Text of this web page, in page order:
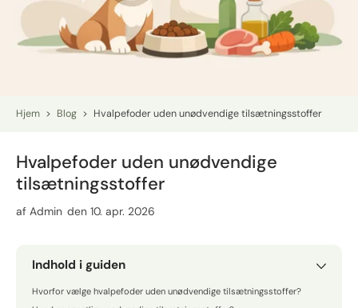
Hjem > Blog > Hvalpefoder uden unødvendige tilsætningsstoffer
Hvalpefoder uden unødvendige
tilsætningsstoffer
af Admin den 10. apr. 2026
Indhold i guiden
Hvorfor vælge hvalpefoder uden unødvendige tilsætningsstoffer?